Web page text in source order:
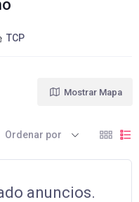
TCP
Mostrar Mapa
Ordenar por
anuncios.